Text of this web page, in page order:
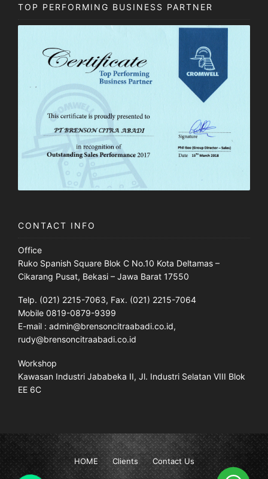
TOP PERFORMING BUSINESS PARTNER
CONTACT INFO
Office
Ruko Spanish Square Blok C No.10 Kota Deltamas –
Cikarang Pusat, Bekasi – Jawa Barat 17550
Telp. (021) 2215-7063, Fax. (021) 2215-7064
Mobile 0819-0879-9399
E-mail : admin@brensoncitraabadi.co.id,
rudy@brensoncitraabadi.co.id
Workshop
Kawasan Industri Jababeka II, Jl. Industri Selatan VIII Blok
EE 6C
HOME Clients Contact Us